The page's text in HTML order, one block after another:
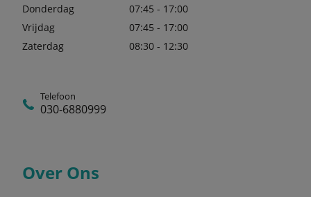
Donderdag
07:45 - 17:00
Vrijdag
07:45 - 17:00
Zaterdag
08:30 - 12:30
Telefoon
030-6880999
Over Ons